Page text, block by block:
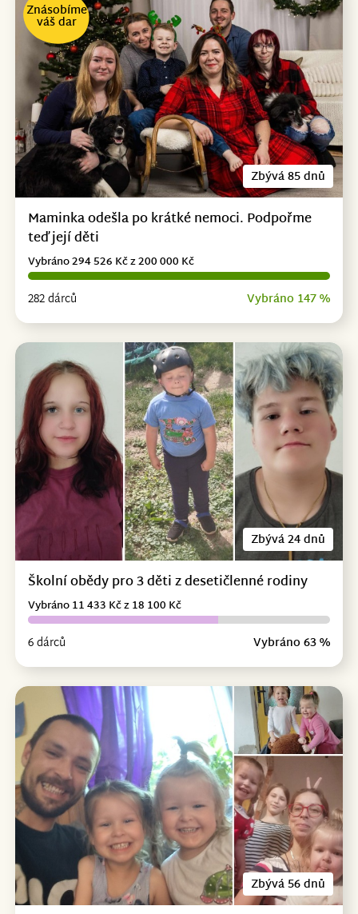
Zbývá 85 dnů
Znásobíme
váš dar
Maminka odešla po krátké nemoci. Podpořme
teď její děti
282 dárců Vybráno 147 %
Vybráno 294 526 Kč z 200 000 Kč
Zbývá 24 dnů
Školní obědy pro 3 děti z desetičlenné rodiny
6 dárců Vybráno 63 %
Vybráno 11 433 Kč z 18 100 Kč
Zbývá 56 dnů